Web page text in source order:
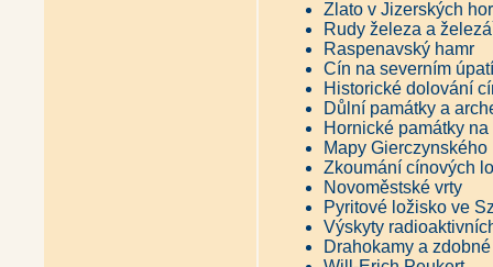
Sladké recepty Němců z
Antikvariát - Kraj kolem
Antikvariát - Krajem skla a
Antikvariát - Umění lidových
Antikvariát - Ještěd Karoliny
Zlato v Jizerských
Rudy železa a
Raspenavský hamr
Cín na severním
Historické dolování
Důlní památky a
Hornické památky
Mapy
Zkoumání cínových
Novoměstské vrty
Pyritové ložisko ve
Výskyty
Drahokamy a